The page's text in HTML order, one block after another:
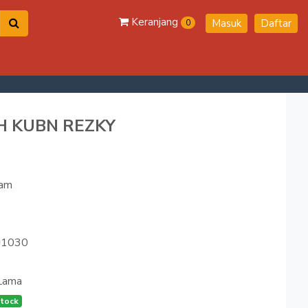
Keranjang 0 Masuk Daftar
KUBN REZKY